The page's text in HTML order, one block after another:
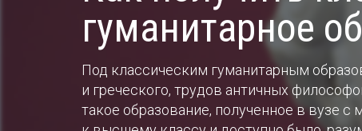
гуманитарное
Под классическим гуманитарным
и греческого, трудов античных
такое образование, полученное в вузе